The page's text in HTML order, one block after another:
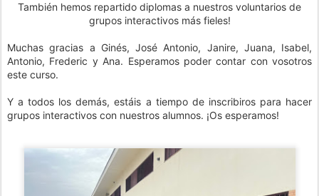
También hemos repartido diplomas a nuestros voluntarios de
grupos interactivos más fieles!
Muchas gracias a Ginés, José Antonio, Janire, Juana, Isabel,
Antonio, Frederic y Ana. Esperamos poder contar con vosotros
este curso.
Y a todos los demás, estáis a tiempo de inscribiros para hacer
grupos interactivos con nuestros alumnos. ¡Os esperamos!